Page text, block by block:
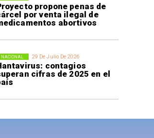
propone penas de
por venta ilegal de
abortivos
29 De Julio De 2026
contagios
cifras de 2025 en el
NACIONAL